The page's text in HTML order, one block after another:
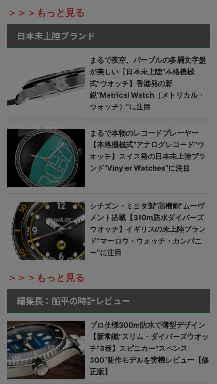
＞＞＞もっと見る
日本未上陸ブランド
まるで夜空、パープルの多層文字盤
が美しい【日本未上陸“本格機械
式”ウオッチ】香港発の新
鋭“Metrical Watch（メトリカル・
ウォッチ）”に注目
まるで本物のレコードプレーヤー
【本格機械式“アナログレコード”ウ
オッチ】スイス発の日本未上陸ブラ
ンド“Vinyler Watches”に注目
シチズン・ミヨタ製“高機能”ムーヴ
メント搭載【310m防水ダイバーズ
ウオッチ】イギリスの未上陸ブラン
ド“マーロウ・ウォッチ・カンパニ
ー”に注目
＞＞＞もっと見る
編集長：船平の時計レビュー
プロ仕様300m防水で薄型デザイン
【新常識“スリム・ダイバーズウオッ
チ”3種】スピニカー“スペンス
300”新作モデルを実機レビュー【修
正版】